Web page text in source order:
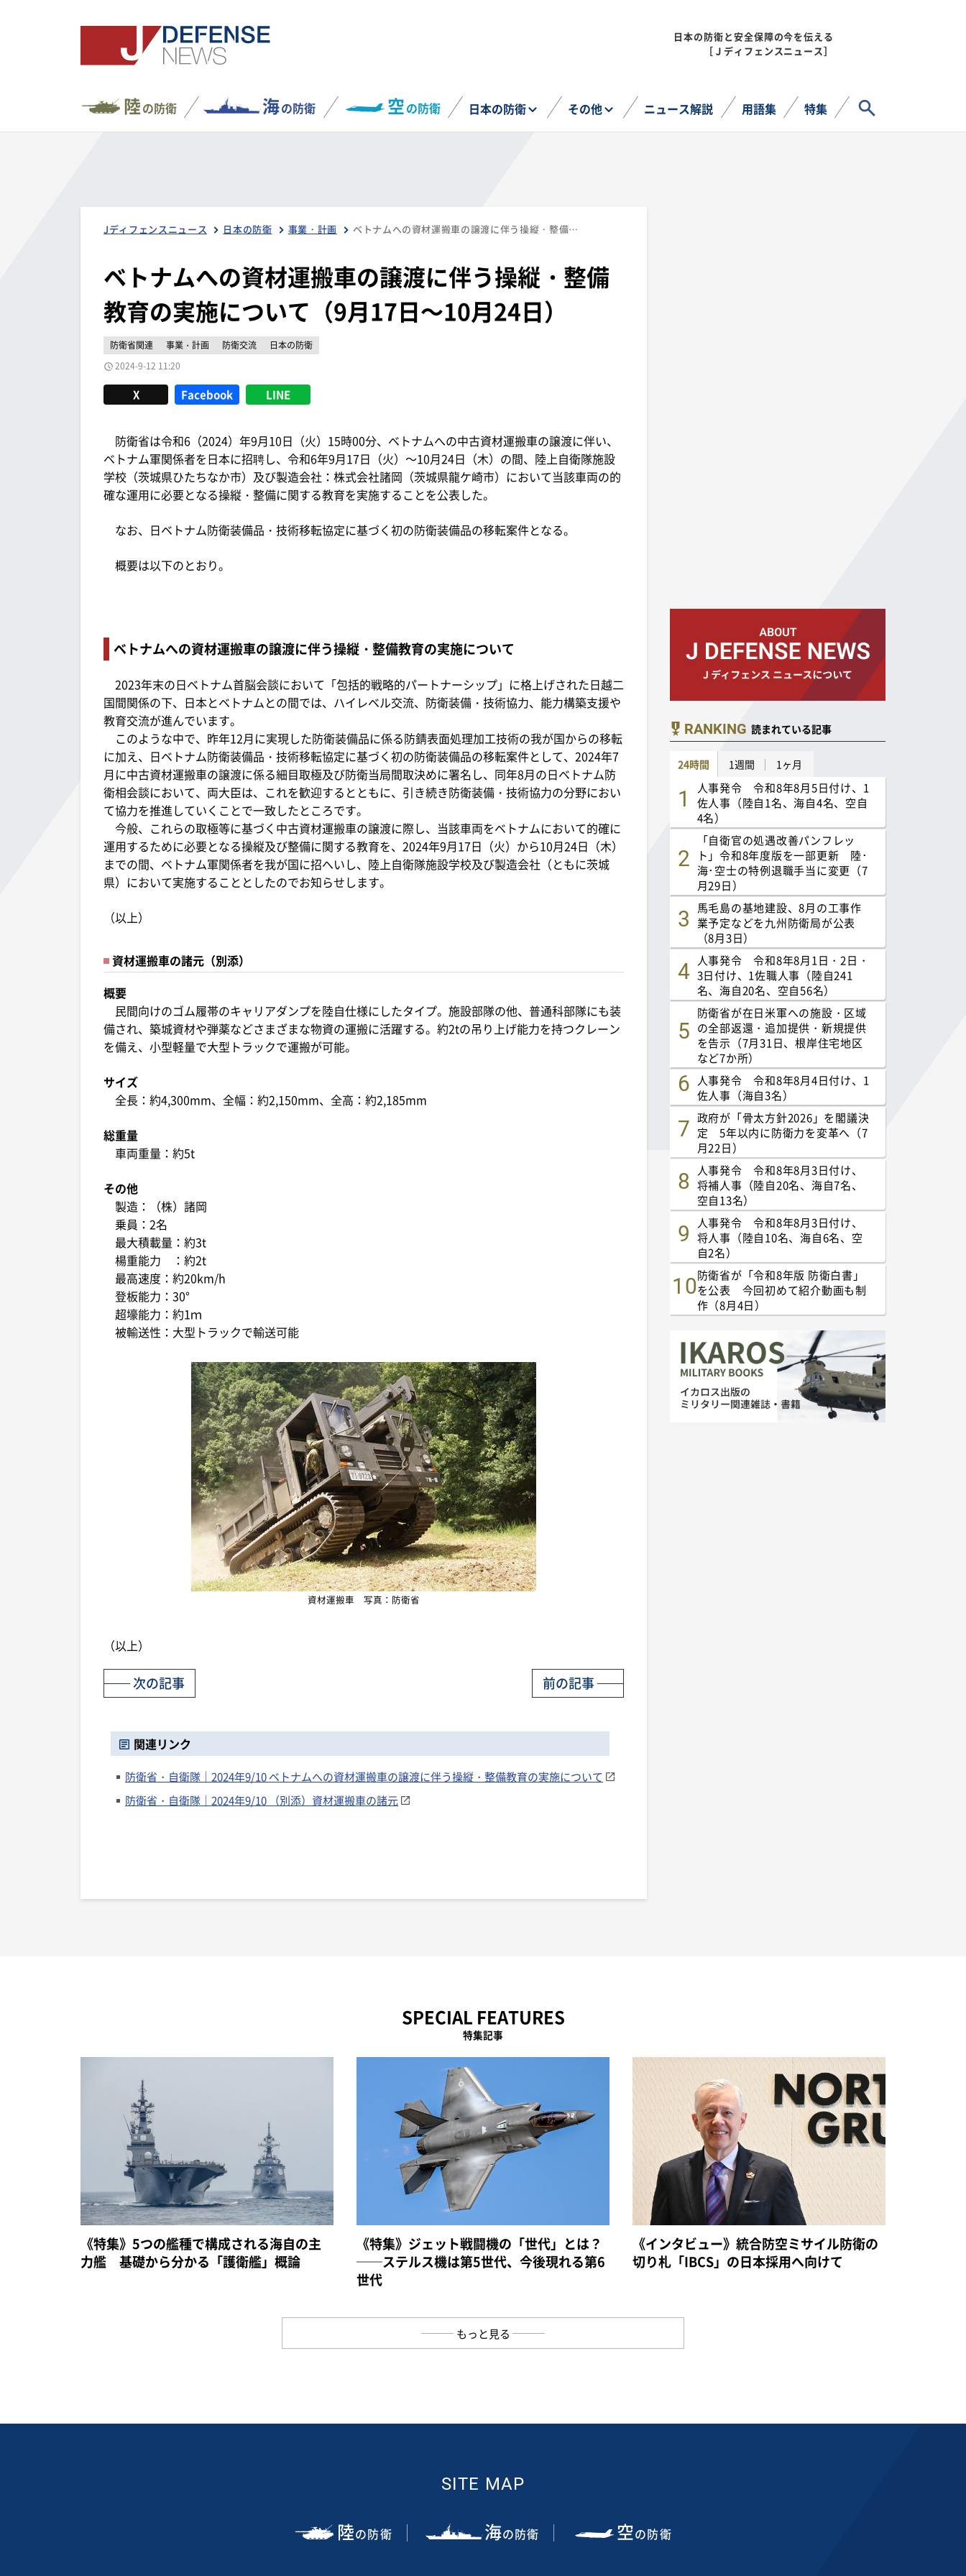
日本の防衛と安全保障の今を伝える
［Ｊディフェンスニュース］
陸の防衛 海の防衛 空の防衛 日本の防衛 その他 ニュース解説 用語集 特集
Jディフェンスニュース 日本の防衛 事業・計画 ベトナムへの資材運搬車の譲渡に伴う操縦・整備教育の実施について（9月17日～10月24日）
ベトナムへの資材運搬車の譲渡に伴う操縦・整備
教育の実施について（9月17日～10月24日）
防衛省関連 事業・計画 防衛交流
日本の防衛
2024-9-12 11:20
X Facebook LINE
防衛省は令和6（2024）年9月10日（火）15時00分、ベトナムへの中古資材運搬車の譲渡に伴い、
ベトナム軍関係者を日本に招聘し、令和6年9月17日（火）～10月24日（木）の間、陸上自衛隊施設
学校（茨城県ひたちなか市）及び製造会社：株式会社諸岡（茨城県龍ケ崎市）において当該車両の的
確な運用に必要となる操縦・整備に関する教育を実施することを公表した。
なお、日ベトナム防衛装備品・技術移転協定に基づく初の防衛装備品の移転案件となる。
概要は以下のとおり。
ベトナムへの資材運搬車の譲渡に伴う操縦・整備教育の実施について
2023年末の日ベトナム首脳会談において「包括的戦略的パートナーシップ」に格上げされた日越二
国間関係の下、日本とベトナムとの間では、ハイレベル交流、防衛装備・技術協力、能力構築支援や
教育交流が進んでいます。
このような中で、昨年12月に実現した防衛装備品に係る防錆表面処理加工技術の我が国からの移転
に加え、日ベトナム防衛装備品・技術移転協定に基づく初の防衛装備品の移転案件として、2024年7
月に中古資材運搬車の譲渡に係る細目取極及び防衛当局間取決めに署名し、同年8月の日ベトナム防
衛相会談において、両大臣は、これを歓迎するとともに、引き続き防衛装備・技術協力の分野におい
て協力を推進していくことで一致したところです。
今般、これらの取極等に基づく中古資材運搬車の譲渡に際し、当該車両をベトナムにおいて的確に
運用するために必要となる操縦及び整備に関する教育を、2024年9月17日（火）から10月24日（木）
までの間、ベトナム軍関係者を我が国に招へいし、陸上自衛隊施設学校及び製造会社（ともに茨城
県）において実施することとしたのでお知らせします。
（以上）
資材運搬車の諸元（別添）
概要
民間向けのゴム履帯のキャリアダンプを陸自仕様にしたタイプ。施設部隊の他、普通科部隊にも装
備され、築城資材や弾薬などさまざまな物資の運搬に活躍する。約2tの吊り上げ能力を持つクレーン
を備え、小型軽量で大型トラックで運搬が可能。
サイズ
全長：約4,300mm、全幅：約2,150mm、全高：約2,185mm
総重量
車両重量：約5t
その他
製造：（株）諸岡
乗員：2名
最大積載量：約3t
楊重能力 ：約2t
最高速度：約20km/h
登板能力：30°
超壕能力：約1ｍ
被輸送性：大型トラックで輸送可能
資材運搬車 写真：防衛省
（以上）
前の記事
次の記事
関連リンク
防衛省・自衛隊｜2024年9/10 ベトナムへの資材運搬車の譲渡に伴う操縦・整備教育の実施について
防衛省・自衛隊｜2024年9/10 （別添）資材運搬車の諸元
RANKING 読まれている記事
24時間 1週間 1ヶ月
人事発令 令和8年8月5日付け、1
佐人事（陸自1名、海自4名、空自
4名）
「自衛官の処遇改善パンフレッ
ト」令和8年度版を一部更新 陸･
海･空士の特例退職手当に変更（7
月29日）
馬毛島の基地建設、8月の工事作
業予定などを九州防衛局が公表
（8月3日）
人事発令 令和8年8月1日・2日・
3日付け、1佐職人事（陸自241
名、海自20名、空自56名）
防衛省が在日米軍への施設・区域
の全部返還・追加提供・新規提供
を告示（7月31日、根岸住宅地区
など7か所）
人事発令 令和8年8月4日付け、1
佐人事（海自3名）
政府が「骨太方針2026」を閣議決
定 5年以内に防衛力を変革へ（7
月22日）
人事発令 令和8年8月3日付け、
将補人事（陸自20名、海自7名、
空自13名）
人事発令 令和8年8月3日付け、
将人事（陸自10名、海自6名、空
自2名）
防衛省が「令和8年版 防衛白書」
を公表 今回初めて紹介動画も制
作（8月4日）
SPECIAL FEATURES
特集記事
《特集》5つの艦種で構成される海自の主
力艦 基礎から分かる「護衛艦」概論
《特集》ジェット戦闘機の「世代」とは？
──ステルス機は第5世代、今後現れる第6
世代
《インタビュー》統合防空ミサイル防衛の
切り札「IBCS」の日本採用へ向けて
もっと見る
SITE MAP
陸の防衛 海の防衛 空の防衛